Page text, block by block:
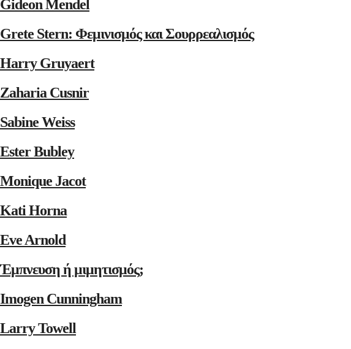
Gideon Mendel
Grete Stern: Φεμινισμός και Σουρρεαλισμός
Harry Gruyaert
Zaharia Cusnir
Sabine Weiss
Ester Bubley
Monique Jacot
Kati Horna
Eve Arnold
Έμπνευση ή μιμητισμός;
Imogen Cunningham
Larry Towell